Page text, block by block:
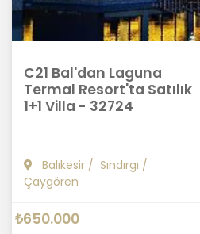
C21 Bal'dan Laguna
Termal Resort'ta Satılık
1+1 Villa - 32724
Balıkesir / Sındırgı /
Çaygören
₺650.000